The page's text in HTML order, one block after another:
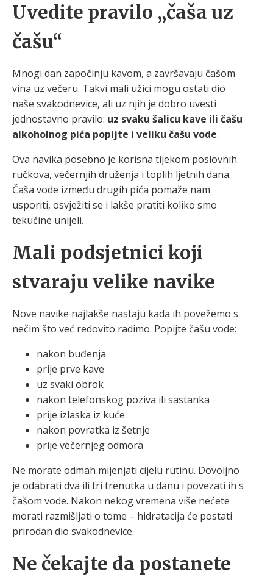
Uvedite pravilo „čaša uz
čašu“
Mnogi dan započinju kavom, a završavaju čašom
vina uz večeru. Takvi mali užici mogu ostati dio
naše svakodnevice, ali uz njih je dobro uvesti
jednostavno pravilo: uz svaku šalicu kave ili čašu
alkoholnog pića popijte i veliku čašu vode.
Ova navika posebno je korisna tijekom poslovnih
ručkova, večernjih druženja i toplih ljetnih dana.
Čaša vode između drugih pića pomaže nam
usporiti, osvježiti se i lakše pratiti koliko smo
tekućine unijeli.
Mali podsjetnici koji
stvaraju velike navike
Nove navike najlakše nastaju kada ih povežemo s
nečim što već redovito radimo. Popijte čašu vode:
nakon buđenja
prije prve kave
uz svaki obrok
nakon telefonskog poziva ili sastanka
prije izlaska iz kuće
nakon povratka iz šetnje
prije večernjeg odmora
Ne morate odmah mijenjati cijelu rutinu. Dovoljno
je odabrati dva ili tri trenutka u danu i povezati ih s
čašom vode. Nakon nekog vremena više nećete
morati razmišljati o tome – hidratacija će postati
prirodan dio svakodnevice.
Ne čekajte da postanete